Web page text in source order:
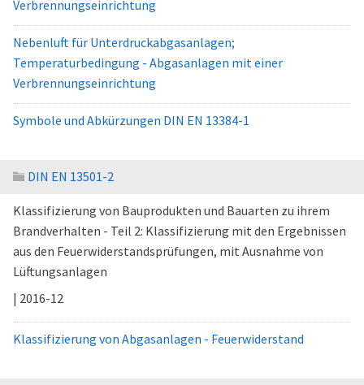
Verbrennungseinrichtung
Nebenluft für Unterdruckabgasanlagen;
Temperaturbedingung - Abgasanlagen mit einer
Verbrennungseinrichtung
Symbole und Abkürzungen DIN EN 13384-1
DIN EN 13501-2
Klassifizierung von Bauprodukten und Bauarten zu ihrem
Brandverhalten - Teil 2: Klassifizierung mit den Ergebnissen
aus den Feuerwiderstandsprüfungen, mit Ausnahme von
Lüftungsanlagen
| 2016-12
Klassifizierung von Abgasanlagen - Feuerwiderstand